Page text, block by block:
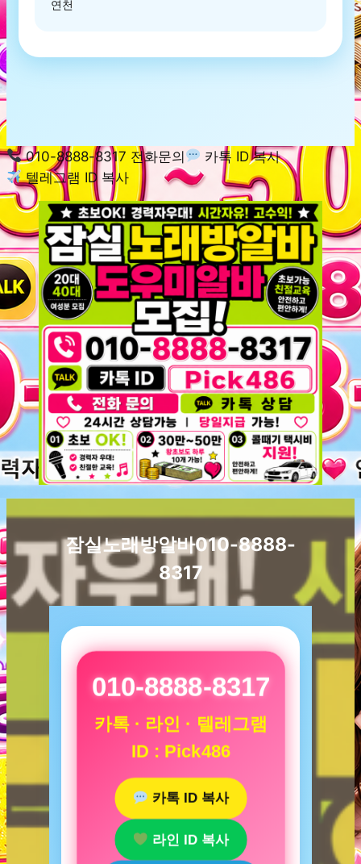
연천
010-8888-8317 전화문의
카톡 ID 복사
텔레그램 ID 복사
잠실노래방알바010-8888-
8317
010-8888-8317
카톡 · 라인 · 텔레그램
ID : Pick486
카톡 ID 복사
라인 ID 복사